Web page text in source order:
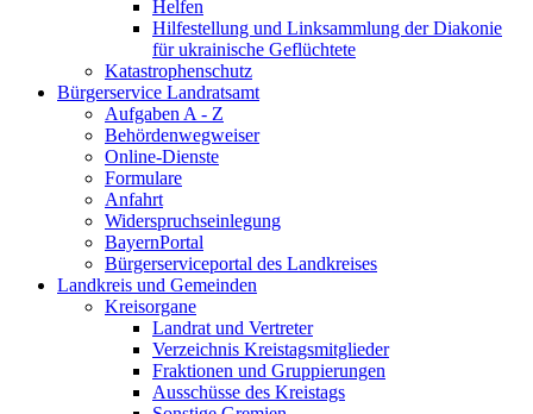
Helfen
Hilfestellung und Linksammlung der Diakonie
für ukrainische Geflüchtete
Katastrophenschutz
Bürgerservice Landratsamt
Aufgaben A - Z
Behördenwegweiser
Online-Dienste
Formulare
Anfahrt
Widerspruchseinlegung
BayernPortal
Bürgerserviceportal des Landkreises
Landkreis und Gemeinden
Kreisorgane
Landrat und Vertreter
Verzeichnis Kreistagsmitglieder
Fraktionen und Gruppierungen
Ausschüsse des Kreistags